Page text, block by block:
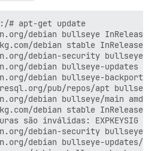
# apt-get update
debian bullseye
debian stable InRelease
debian-security
debian bullseye-updates
debian bullseye-
pub/repos/apt
debian bullseye/main
debian stable InRelease
são inválidas: EXPKEYSIG
debian-security bullseye-
debian bullseye-updates/